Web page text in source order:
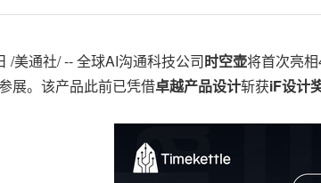
/美通社/ -- 全球AI沟通科技公司时空壶将首次亮
展。该产品此前已凭借卓越产品设计斩获iF设计